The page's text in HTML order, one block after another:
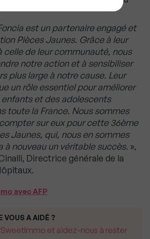
est un partenaire engagé et
Pièces Jaunes. Grâce à leur
celle de leur communauté, nous
notre action et à sensibiliser
plus large à notre cause. Leur
un rôle essentiel pour améliorer
et des adolescents
toute la France. Nous sommes
sur eux pour cette 36ème
Jaunes, qui, nous en sommes
à nouveau un véritable succès. »,
Directrice générale de la
avec AFP
VOUS A AIDÉ ?
et aidez-nous à rester